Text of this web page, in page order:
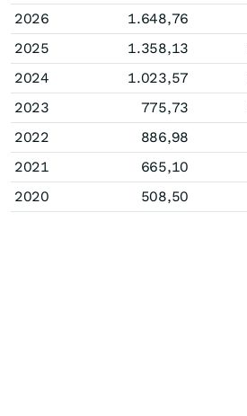
2026
1.648,76
2025
1.358,13
2024
1.023,57
2023
775,73
2022
886,98
2021
665,10
2020
508,50